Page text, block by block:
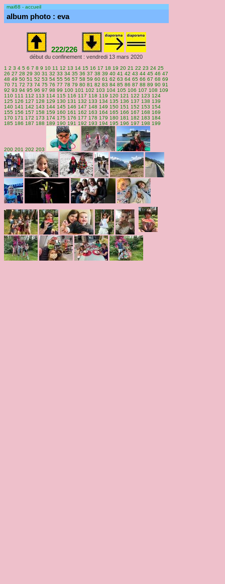
mai68 - accueil
album photo : eva
222/226
début du confinement : vendredi 13 mars 2020
1 2 3 4 5 6 7 8 9 10 11 12 13 14 15 16 17 18 19 20 21 22 23 24 25
26 27 28 29 30 31 32 33 34 35 36 37 38 39 40 41 42 43 44 45 46 47
48 49 50 51 52 53 54 55 56 57 58 59 60 61 62 63 64 65 66 67 68 69
70 71 72 73 74 75 76 77 78 79 80 81 82 83 84 85 86 87 88 89 90 91
92 93 94 95 96 97 98 99 100 101 102 103 104 105 106 107 108 109
110 111 112 113 114 115 116 117 118 119 120 121 122 123 124
125 126 127 128 129 130 131 132 133 134 135 136 137 138 139
140 141 142 143 144 145 146 147 148 149 150 151 152 153 154
155 156 157 158 159 160 161 162 163 164 165 166 167 168 169
170 171 172 173 174 175 176 177 178 179 180 181 182 183 184
185 186 187 188 189 190 191 192 193 194 195 196 197 198 199
200 201 202 203